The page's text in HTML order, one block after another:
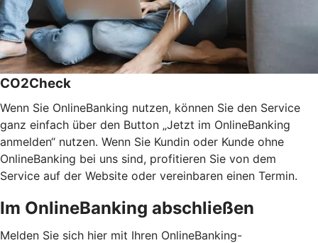
CO2Check
Wenn Sie OnlineBanking nutzen, können Sie den Service
ganz einfach über den Button „Jetzt im OnlineBanking
anmelden“ nutzen. Wenn Sie Kundin oder Kunde ohne
OnlineBanking bei uns sind, profitieren Sie von dem
Service auf der Website oder vereinbaren einen Termin.
Im OnlineBanking abschließen
Melden Sie sich hier mit Ihren OnlineBanking-